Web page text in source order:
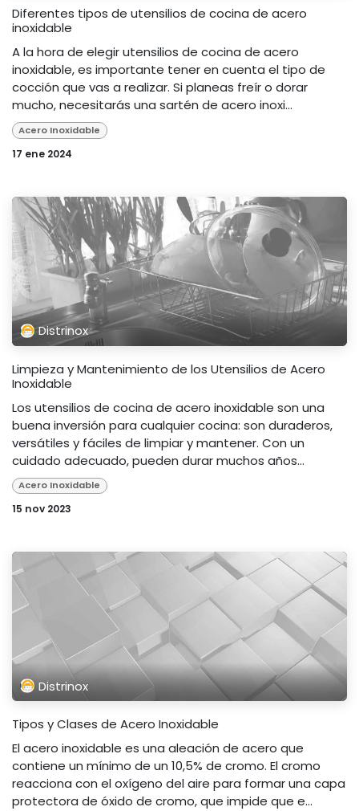
Diferentes tipos de utensilios de cocina de acero
inoxidable
A la hora de elegir utensilios de cocina de acero
inoxidable, es importante tener en cuenta el tipo de
cocción que vas a realizar. Si planeas freír o dorar
mucho, necesitarás una sartén de acero inoxi...
Acero Inoxidable
17 ene 2024
Distrinox
Limpieza y Mantenimiento de los Utensilios de Acero
Inoxidable
Los utensilios de cocina de acero inoxidable son una
buena inversión para cualquier cocina: son duraderos,
versátiles y fáciles de limpiar y mantener. Con un
cuidado adecuado, pueden durar muchos años...
Acero Inoxidable
15 nov 2023
Distrinox
Tipos y Clases de Acero Inoxidable
El acero inoxidable es una aleación de acero que
contiene un mínimo de un 10,5% de cromo. El cromo
reacciona con el oxígeno del aire para formar una capa
protectora de óxido de cromo, que impide que e...